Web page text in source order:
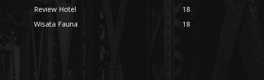
Review Hotel
18
Wisata Fauna
18